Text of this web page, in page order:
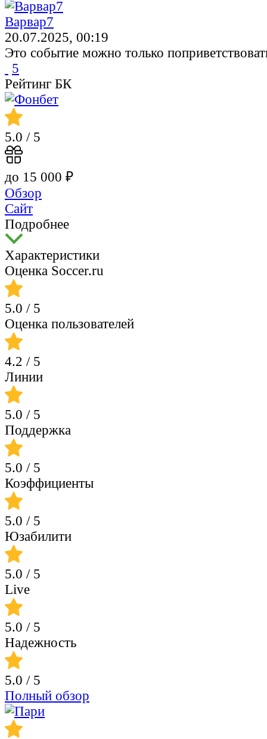
Варвар7
20.07.2025, 00:19
Это событие можно только
5
Рейтинг БК
5.0 / 5
до 15 000 ₽
Обзор
Сайт
Подробнее
Характеристики
Оценка Soccer.ru
5.0 / 5
Оценка пользователей
4.2 / 5
Линии
5.0 / 5
Поддержка
5.0 / 5
Коэффициенты
5.0 / 5
Юзабилити
5.0 / 5
Live
5.0 / 5
Надежность
5.0 / 5
Полный обзор